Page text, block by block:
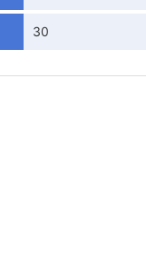
30